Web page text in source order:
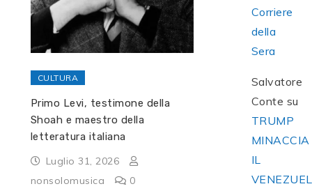
CULTURA
Primo Levi, testimone della
Shoah e maestro della
letteratura italiana
Luglio 31, 2026
nonsolomusica
0
Corriere
della
Sera
Salvatore
Conte su
TRUMP
MINACCIA
IL